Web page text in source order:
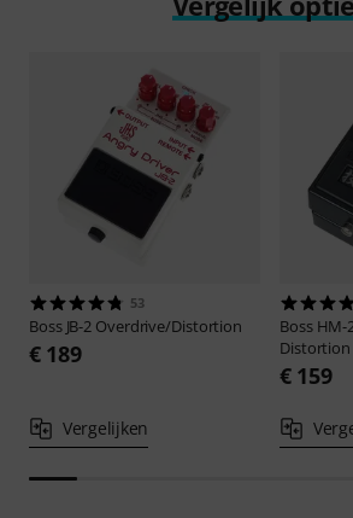
53
Boss JB-2 Overdrive/Distortion
€ 189
Vergelijken
Boss HM-
Distortion
€ 159